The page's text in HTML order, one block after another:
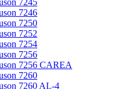
7245
7246
7250
7252
7254
7256
7256 CAREA
7260
7260 AL-4